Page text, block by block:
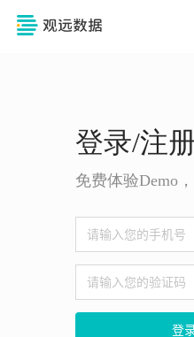
登录/注
免费体验Demo
登